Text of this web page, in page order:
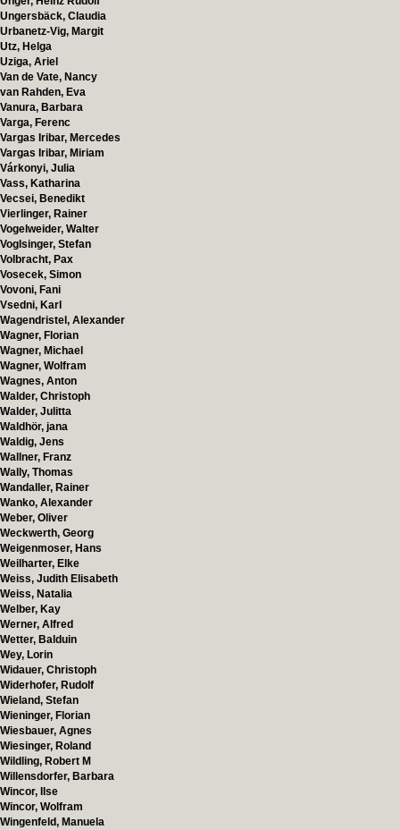
Ungersbäck, Claudia
Urbanetz-Vig, Margit
Utz, Helga
Uziga, Ariel
Van de Vate, Nancy
van Rahden, Eva
Vanura, Barbara
Varga, Ferenc
Vargas Iribar, Mercedes
Vargas Iribar, Miriam
Várkonyi, Julia
Vass, Katharina
Vecsei, Benedikt
Vierlinger, Rainer
Vogelweider, Walter
Voglsinger, Stefan
Volbracht, Pax
Vosecek, Simon
Vovoni, Fani
Vsedni, Karl
Wagendristel, Alexander
Wagner, Florian
Wagner, Michael
Wagner, Wolfram
Wagnes, Anton
Walder, Christoph
Walder, Julitta
Waldhör, jana
Waldig, Jens
Wallner, Franz
Wally, Thomas
Wandaller, Rainer
Wanko, Alexander
Weber, Oliver
Weckwerth, Georg
Weigenmoser, Hans
Weilharter, Elke
Weiss, Judith Elisabeth
Weiss, Natalia
Welber, Kay
Werner, Alfred
Wetter, Balduin
Wey, Lorin
Widauer, Christoph
Widerhofer, Rudolf
Wieland, Stefan
Wieninger, Florian
Wiesbauer, Agnes
Wiesinger, Roland
Wildling, Robert M
Willensdorfer, Barbara
Wincor, Ilse
Wincor, Wolfram
Wingenfeld, Manuela